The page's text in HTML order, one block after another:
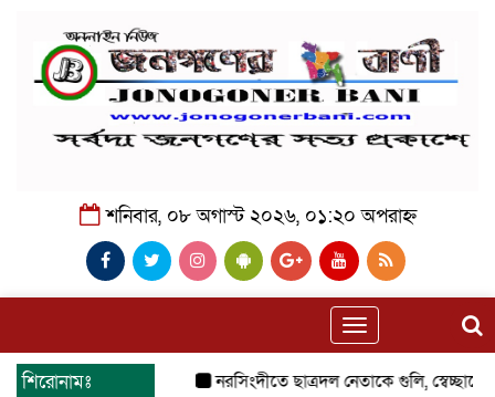
শনিবার, ০৮ অগাস্ট ২০২৬, ০১:২০ অপরাহ্ন
Toggle
navigation
শিরোনামঃ নরসিংদীতে ছাত্রদল নেতাকে গুলি,